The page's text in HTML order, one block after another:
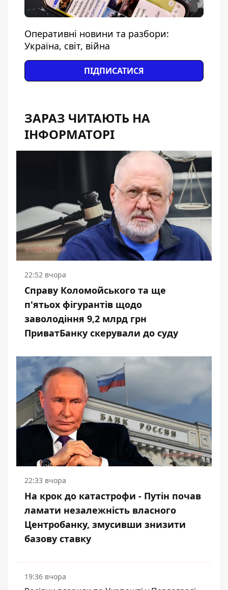
Оперативні новини та разбори:
Україна, світ, війна
ПІДПИСАТИСЯ
ЗАРАЗ ЧИТАЮТЬ НА
ІНФОРМАТОРІ
22:52 вчора
Справу Коломойського та ще
п'ятьох фігурантів щодо
заволодіння 9,2 млрд грн
ПриватБанку скерували до суду
22:33 вчора
На крок до катастрофи - Путін почав
ламати незалежність власного
Центробанку, змусивши знизити
базову ставку
19:36 вчора